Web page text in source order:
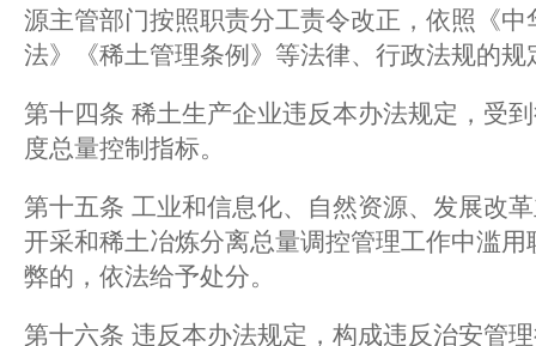
源主管部门按照职责分工责令改正，依照《
法》《稀土管理条例》等法律、行政法规的规
第十四条 稀土生产企业违反本办法规定，受
度总量控制指标。
第十五条 工业和信息化、自然资源、发展改
开采和稀土冶炼分离总量调控管理工作中滥
弊的，依法给予处分。
第十六条 违反本办法规定，构成违反治安管